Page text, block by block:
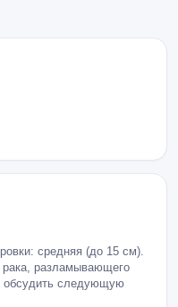
средняя (до 15 см).
рака, разламывающего
обсудить следующую